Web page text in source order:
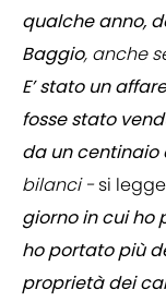
qualche anno,
Baggio, anche
E’ stato un
fosse stato
da un centinaio
bilanci -si
giorno in cui ho
ho portato più
proprietà dei